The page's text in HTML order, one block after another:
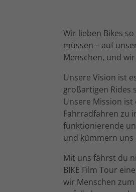
Wir lieben Bikes
müssen – auf
Menschen, und
Unsere Vision ist
großartigen Rides
Unsere Mission ist
Fahrradfahren zu
funktionierende
und kümmern uns
Mit uns fährst du
BIKE Film Tour
wir Menschen